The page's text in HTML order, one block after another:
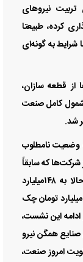
نیرو‌های
کرده، طبیعتا
شرایط به گونه‌ای
قطعه سازان،
کامل صنعت
شد.
وضعیت نامطلوب
که سابقاً
ورودی منابع مالی اش هزار میلیارد تومان بود، حالا به ۱۴۸میلیارد
رسیده است. یعنی در روز تنها بین ۲۰۰ تا ۳۰۰ میلیارد تومان چک
این نشست،
همگن نیرو
امروز صنعت،